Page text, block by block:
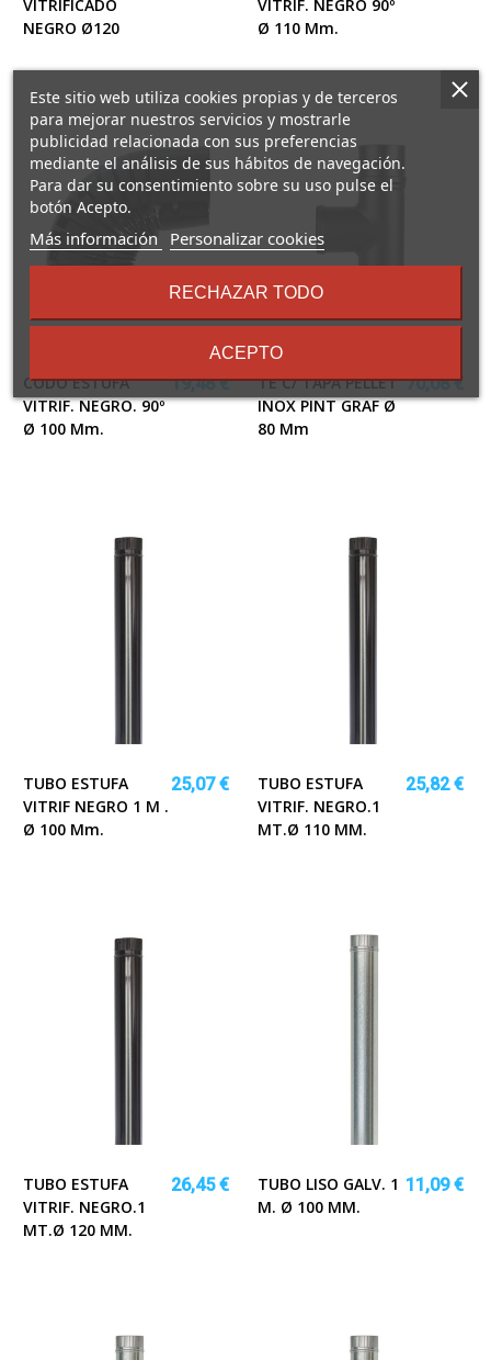
VITRIFICADO
NEGRO Ø120
VITRIF. NEGRO 90º
Ø 110 Mm.
CODO ESTUFA
VITRIF. NEGRO. 90º
Ø 100 Mm.
19,48 €
TE C/ TAPA PELLET
INOX PINT GRAF Ø
80 Mm
70,08 €
TUBO ESTUFA
VITRIF NEGRO 1 M .
Ø 100 Mm.
25,07 €
TUBO ESTUFA
VITRIF. NEGRO.1
MT.Ø 110 MM.
25,82 €
TUBO ESTUFA
VITRIF. NEGRO.1
MT.Ø 120 MM.
26,45 €
TUBO LISO GALV. 1
M. Ø 100 MM.
11,09 €
Este sitio web utiliza cookies propias y de terceros
para mejorar nuestros servicios y mostrarle
publicidad relacionada con sus preferencias
mediante el análisis de sus hábitos de navegación.
Para dar su consentimiento sobre su uso pulse el
botón Acepto.
Más información sobre
términos
condiciones
Personalizar cookies
RECHAZAR TODO
ACEPTO